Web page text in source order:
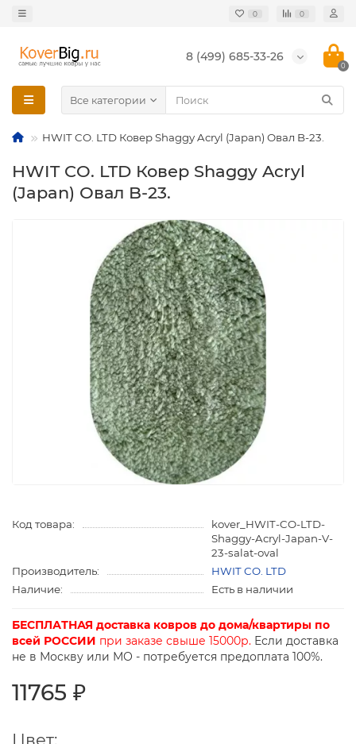
0 0
8 (499) 685-33-26
0
Все категории
HWIT CO. LTD Ковер Shaggy Acryl (Japan) Овал B-23.
HWIT CO. LTD Ковер Shaggy Acryl
(Japan) Овал B-23.
Код товара:
kover_HWIT-CO-LTD-
Shaggy-Acryl-Japan-V-
23-salat-oval
Производитель:
HWIT CO. LTD
Наличие:
Есть в наличии
БЕСПЛАТНАЯ доставка ковров до дома/квартиры по
всей РОССИИ при заказе свыше 15000р. Если доставка
не в Москву или МО - потребуется предоплата 100%.
11765 ₽
Цвет: